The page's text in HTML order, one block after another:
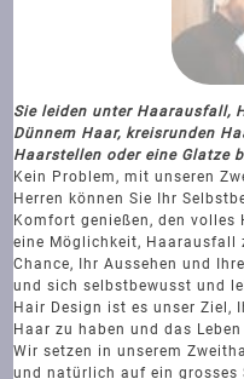
Sie leiden unter Haarausfall,
Dünnem Haar, kreisrunden
Haarstellen oder eine Glatze
Kein Problem, mit unseren
Herren können Sie Ihr
Komfort genießen, den
eine Möglichkeit, Haarausfall
Chance, Ihr Aussehen und
und sich selbstbewusst und
Hair Design ist es unser Ziel,
Haar zu haben und das
Wir setzen in unserem
und natürlich auf ein grosses